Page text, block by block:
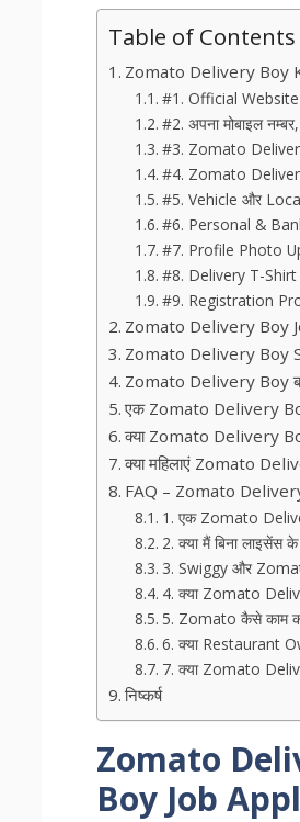
Table of Contents
Zomato Delivery Boy
#1. Official Website
#2. अपना मोबाइल
#3. Zomato
#4. Zomato
#5. Vehicle और
#6. Personal &
#7. Profile Photo
#8. Delivery T-Shirt
#9. Registration
Zomato Delivery Boy
Zomato Delivery Boy
Zomato Delivery Boy
एक Zomato Delivery Boy
क्या Zomato Delivery
क्या महिलाएं Zomato
FAQ – Zomato
1. एक Zomato
2. क्या मैं बिना
3. Swiggy और
4. क्या Zomato
5. Zomato कैसे काम
6. क्या Restaurant
7. क्या Zomato
निष्कर्ष
Zomato
Boy Job